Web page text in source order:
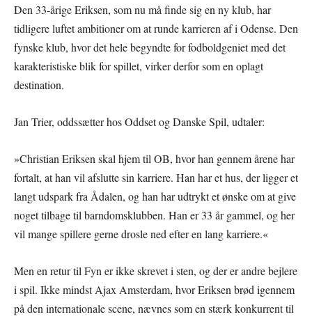
Den 33-årige Eriksen, som nu må finde sig en ny klub, har
tidligere luftet ambitioner om at runde karrieren af i Odense. Den
fynske klub, hvor det hele begyndte for fodboldgeniet med det
karakteristiske blik for spillet, virker derfor som en oplagt
destination.
Jan Trier, oddssætter hos Oddset og Danske Spil, udtaler:
»Christian Eriksen skal hjem til OB, hvor han gennem årene har
fortalt, at han vil afslutte sin karriere. Han har et hus, der ligger et
langt udspark fra Ådalen, og han har udtrykt et ønske om at give
noget tilbage til barndomsklubben. Han er 33 år gammel, og her
vil mange spillere gerne drosle ned efter en lang karriere.«
Men en retur til Fyn er ikke skrevet i sten, og der er andre bejlere
i spil. Ikke mindst Ajax Amsterdam, hvor Eriksen brød igennem
på den internationale scene, nævnes som en stærk konkurrent til